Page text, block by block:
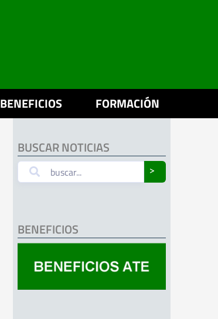
BENEFICIOS FORMACIÓN
BUSCAR NOTICIAS
˃
BENEFICIOS